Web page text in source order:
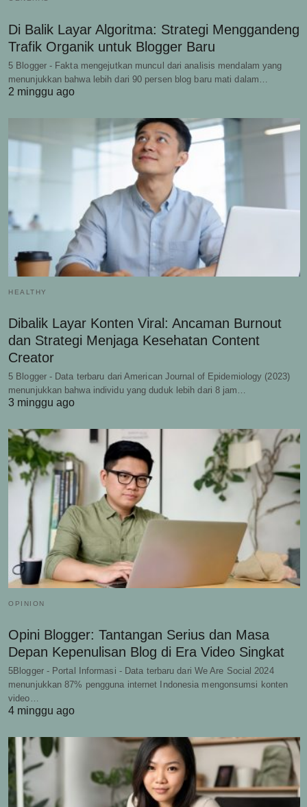
Di Balik Layar Algoritma: Strategi Menggandeng
Trafik Organik untuk Blogger Baru
5 Blogger - Fakta mengejutkan muncul dari analisis mendalam yang
menunjukkan bahwa lebih dari 90 persen blog baru mati dalam…
2 minggu ago
HEALTHY
Dibalik Layar Konten Viral: Ancaman Burnout
dan Strategi Menjaga Kesehatan Content
Creator
5 Blogger - Data terbaru dari American Journal of Epidemiology (2023)
menunjukkan bahwa individu yang duduk lebih dari 8 jam…
3 minggu ago
OPINION
Opini Blogger: Tantangan Serius dan Masa
Depan Kepenulisan Blog di Era Video Singkat
5Blogger - Portal Informasi - Data terbaru dari We Are Social 2024
menunjukkan 87% pengguna internet Indonesia mengonsumsi konten
video…
4 minggu ago